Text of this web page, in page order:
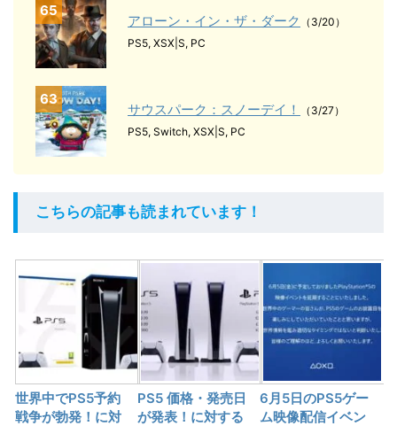
65
アローン・イン・ザ・ダーク （3/20）
PS5, XSX|S, PC
63
サウスパーク：スノーデイ！
（3/27）
PS5, Switch, XSX|S, PC
こちらの記事も読まれています！
世界中でPS5予約
戦争が勃発！に対
PS5 価格・発売日
が発表！に対する
6月5日のPS5ゲー
ム映像配信イベン